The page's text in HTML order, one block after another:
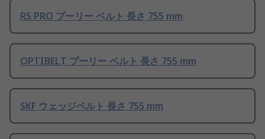
RS PRO プーリー ベルト 長さ 755 mm
OPTIBELT プーリー ベルト 長さ 755 mm
SKF ウェッジベルト 長さ 755 mm